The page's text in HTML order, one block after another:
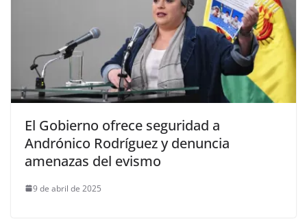
El Gobierno ofrece seguridad a
Andrónico Rodríguez y denuncia
amenazas del evismo
9 de abril de 2025